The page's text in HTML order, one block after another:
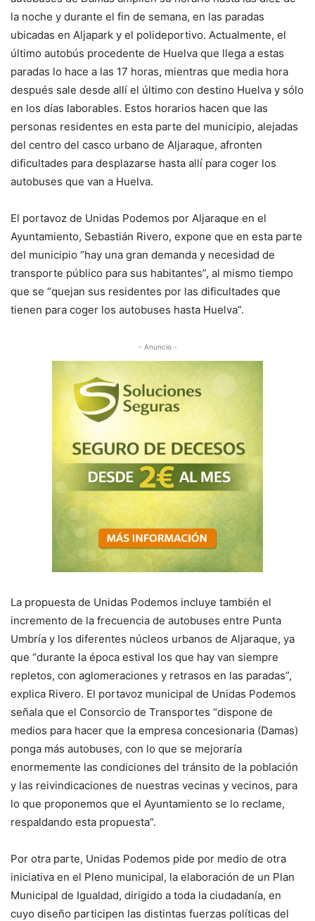
la noche y durante el fin de semana, en las paradas
ubicadas en Aljapark y el polideportivo. Actualmente, el
último autobús procedente de Huelva que llega a estas
paradas lo hace a las 17 horas, mientras que media hora
después sale desde allí el último con destino Huelva y sólo
en los días laborables. Estos horarios hacen que las
personas residentes en esta parte del municipio, alejadas
del centro del casco urbano de Aljaraque, afronten
dificultades para desplazarse hasta allí para coger los
autobuses que van a Huelva.
El portavoz de Unidas Podemos por Aljaraque en el
Ayuntamiento, Sebastián Rivero, expone que en esta parte
del municipio “hay una gran demanda y necesidad de
transporte público para sus habitantes”, al mismo tiempo
que se “quejan sus residentes por las dificultades que
tienen para coger los autobuses hasta Huelva”.
- Anuncio -
La propuesta de Unidas Podemos incluye también el
incremento de la frecuencia de autobuses entre Punta
Umbría y los diferentes núcleos urbanos de Aljaraque, ya
que “durante la época estival los que hay van siempre
repletos, con aglomeraciones y retrasos en las paradas”,
explica Rivero. El portavoz municipal de Unidas Podemos
señala que el Consorcio de Transportes “dispone de
medios para hacer que la empresa concesionaria (Damas)
ponga más autobuses, con lo que se mejoraría
enormemente las condiciones del tránsito de la población
y las reivindicaciones de nuestras vecinas y vecinos, para
lo que proponemos que el Ayuntamiento se lo reclame,
respaldando esta propuesta”.
Por otra parte, Unidas Podemos pide por medio de otra
iniciativa en el Pleno municipal, la elaboración de un Plan
Municipal de Igualdad, dirigido a toda la ciudadanía, en
cuyo diseño participen las distintas fuerzas políticas del